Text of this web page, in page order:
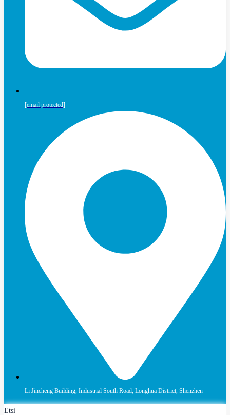
[email protected]
Li Jincheng Building, Industrial South Road, Longhua District, Shenzhen
Etsi